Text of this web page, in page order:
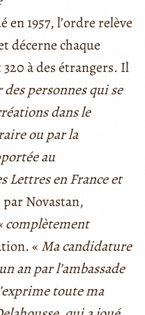
en 1957, l’ordre relève
décerne chaque
à des étrangers. Il
personnes qui se
dans le
ou par la
au
Lettres en France et
par Novastan,
complètement
« Ma candidature
an par l’ambassade
toute ma